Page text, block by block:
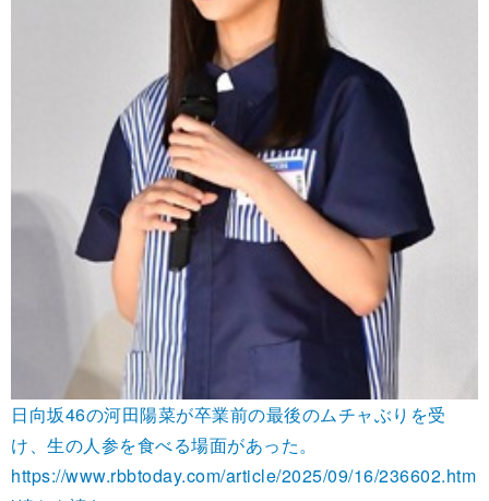
日向坂46の河田陽菜が卒業前の最後のムチャぶりを受
け、生の人参を食べる場面があった。
https://www.rbbtoday.com/article/2025/09/16/236602.htm